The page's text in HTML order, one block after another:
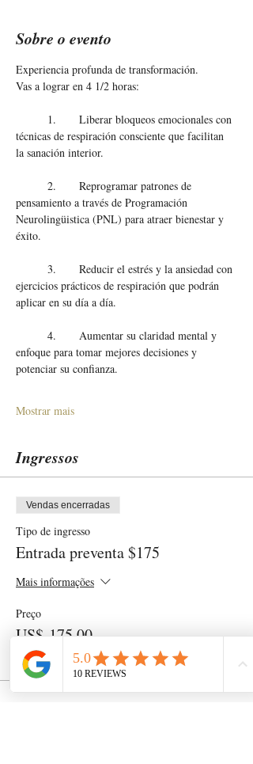
Sobre o evento
Experiencia profunda de transformación.
Vas a lograr en 4 1/2 horas:
técnicas de respiración consciente que facilitan
la sanación interior.
pensamiento a través de Programación
Neurolingüistica (PNL) para atraer bienestar y
éxito.
ejercicios prácticos de respiración que podrán
aplicar en su día a día.
enfoque para tomar mejores decisiones y
potenciar su confianza.
Mostrar mais
Ingressos
Vendas encerradas
Tipo de ingresso
Entrada preventa $175
Mais informações
Preço
US$ 175,00
+ US$ 4,38 de taxa de serviço de ingresso